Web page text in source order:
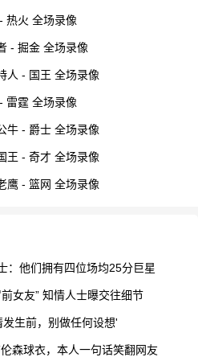
热火 全场录像
- 掘金 全场录像
人 - 国王 全场录像
雷霆 全场录像
牛 - 爵士 全场录像
王 - 奇才 全场录像
鹰 - 篮网 全场录像
：他们拥有四位场均25分巨星
女友” 知情人士曝交往细节
生前，别做任何设想'
森球衣，本人一句话笑翻网友